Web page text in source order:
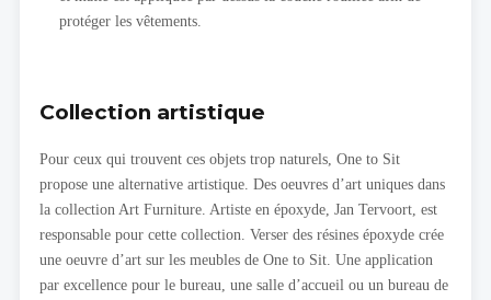
protéger les vêtements.
Collection artistique
Pour ceux qui trouvent ces objets trop naturels, One to Sit
propose une alternative artistique. Des oeuvres d’art uniques dans
la collection Art Furniture. Artiste en époxyde, Jan Tervoort, est
responsable pour cette collection. Verser des résines époxyde crée
une oeuvre d’art sur les meubles de One to Sit. Une application
par excellence pour le bureau, une salle d’accueil ou un bureau de